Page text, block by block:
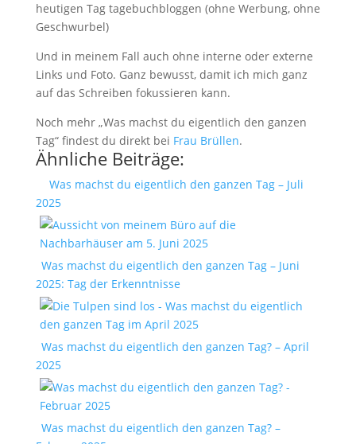
heutigen Tag tagebuchbloggen (ohne Werbung, ohne
Geschwurbel)
Und in meinem Fall auch ohne interne oder externe
Links und Foto. Ganz bewusst, damit ich mich ganz
auf das Schreiben fokussieren kann.
Noch mehr „Was machst du eigentlich den ganzen
Tag“ findest du direkt bei Frau Brüllen.
Ähnliche Beiträge:
Was machst du eigentlich den ganzen Tag – Juli
2025
Was machst du eigentlich den ganzen Tag – Juni
2025: Tag der Erkenntnisse
Was machst du eigentlich den ganzen Tag? – April
2025
Was machst du eigentlich den ganzen Tag? –